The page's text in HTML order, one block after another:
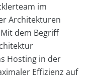
im
Architekturen
dem Begriff
Hosting in der
Effizienz auf